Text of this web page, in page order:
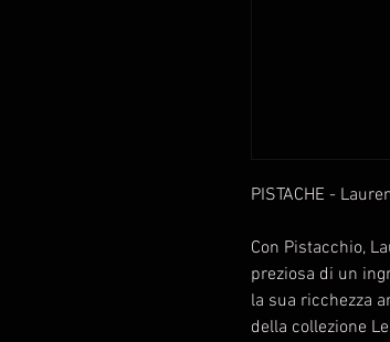
PISTACHE -
Con Pistacchio,
preziosa di un
la sua ricchezza
della collezione